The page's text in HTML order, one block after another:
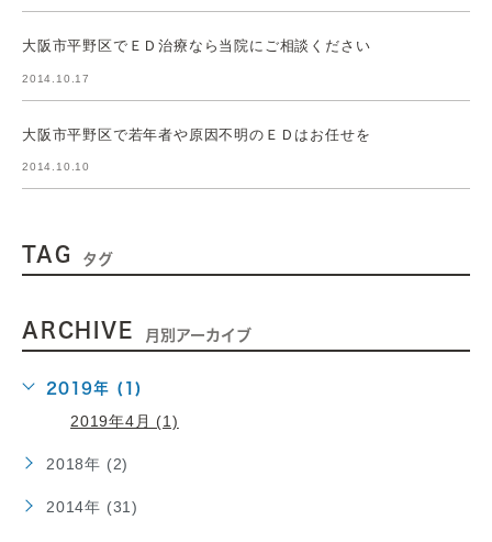
大阪市平野区でＥＤ治療なら当院にご相談ください
2014.10.17
大阪市平野区で若年者や原因不明のＥＤはお任せを
2014.10.10
TAG タグ
ARCHIVE 月別アーカイブ
2019年 (1)
2019年4月 (1)
2018年 (2)
2014年 (31)